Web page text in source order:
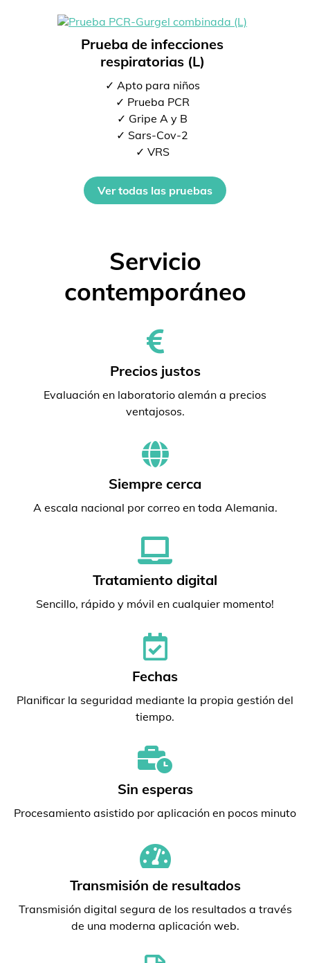
Prueba de infecciones
respiratorias (L)
✓ Apto para niños
✓ Prueba PCR
✓ Gripe A y B
✓ Sars-Cov-2
✓ VRS
Ver todas las pruebas
Servicio
contemporáneo
Precios justos
Evaluación en laboratorio alemán a precios
ventajosos.
Siempre cerca
A escala nacional por correo en toda Alemania.
Tratamiento digital
Sencillo, rápido y móvil en cualquier momento!
Fechas
Planificar la seguridad mediante la propia gestión del
tiempo.
Sin esperas
Procesamiento asistido por aplicación en pocos minuto
Transmisión de resultados
Transmisión digital segura de los resultados a través
de una moderna aplicación web.